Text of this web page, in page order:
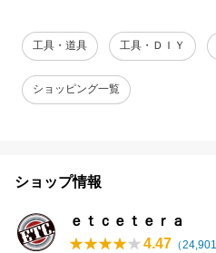
工具・道具 工具・ＤＩＹ
ショッピング一覧
ショップ情報
ｅｔｃｅｔｅｒａ
4.47 （24,901